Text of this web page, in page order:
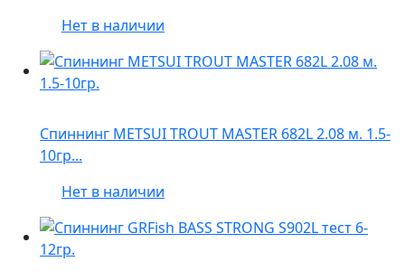
Нет в наличии
Спиннинг METSUI TROUT MASTER 682L 2.08 м. 1.5-
10гр...
Нет в наличии